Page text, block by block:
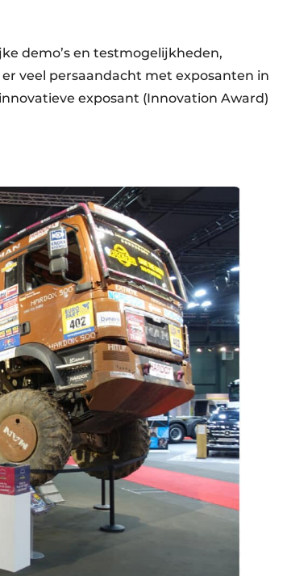
demo’s en testmogelijkheden,
veel persaandacht met exposanten in
exposant (Innovation Award)